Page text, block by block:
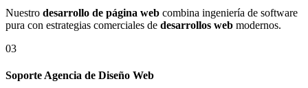
Nuestro desarrollo de página web combina ingeniería de software
pura con estrategias comerciales de desarrollos web modernos.
03
Soporte Agencia de Diseño Web